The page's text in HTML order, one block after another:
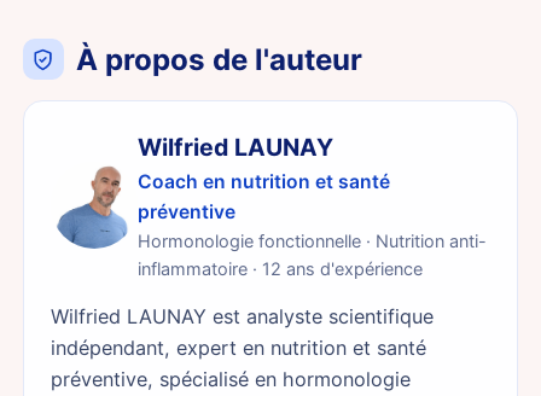
À propos de l'auteur
Wilfried LAUNAY
Coach en nutrition et santé
préventive
Hormonologie fonctionnelle · Nutrition anti-
inflammatoire · 12 ans d'expérience
Wilfried LAUNAY est analyste scientifique
indépendant, expert en nutrition et santé
préventive, spécialisé en hormonologie